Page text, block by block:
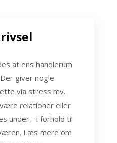
at ens handlerum
giver nogle
via stress mv.
relationer eller
under,- i forhold til
Læs mere om